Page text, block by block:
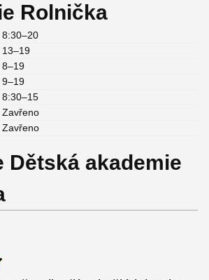
Rolnička
8:30–20
13–19
8–19
9–19
8:30–15
Zavřeno
Zavřeno
Dětská akademie